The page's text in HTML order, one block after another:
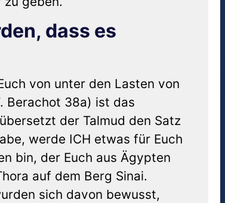
dass es
von unter den Lasten von
Berachot 38a) ist das
der Talmud den Satz
werde ICH etwas für Euch
bin, der Euch aus Ägypten
auf dem Berg Sinai.
sich davon bewusst,